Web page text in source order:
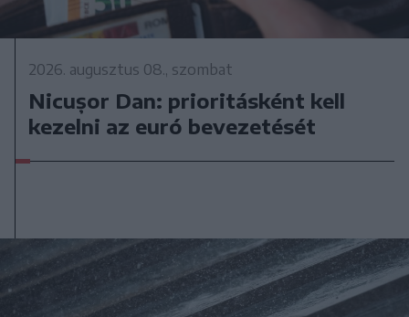
2026. augusztus 08., szombat
Nicușor Dan: prioritásként kell
kezelni az euró bevezetését